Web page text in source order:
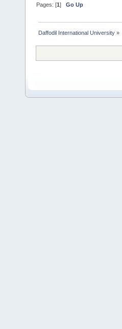
Pages: [1]Go Up
Daffodil International University »